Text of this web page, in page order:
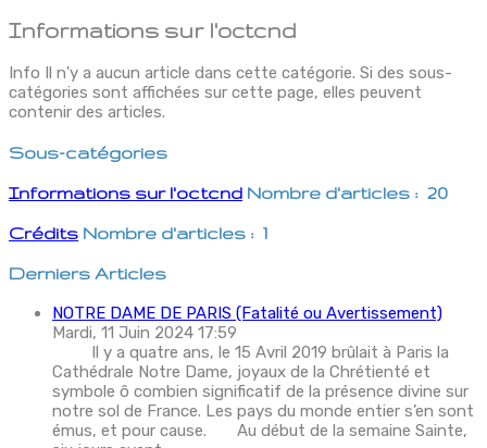
Informations sur l'octcnd
Info Il n'y a aucun article dans cette catégorie. Si des sous-
catégories sont affichées sur cette page, elles peuvent
contenir des articles.
Sous-catégories
Informations sur l'octcnd Nombre d'articles : 20
Crédits Nombre d'articles : 1
Derniers Articles
NOTRE DAME DE PARIS (Fatalité ou Avertissement)
Mardi, 11 Juin 2024 17:59
Il y a quatre ans, le 15 Avril 2019 brûlait à Paris la
Cathédrale Notre Dame, joyaux de la Chrétienté et
symbole ô combien significatif de la présence divine sur
notre sol de France. Les pays du monde entier s’en sont
émus, et pour cause. Au début de la semaine Sainte,